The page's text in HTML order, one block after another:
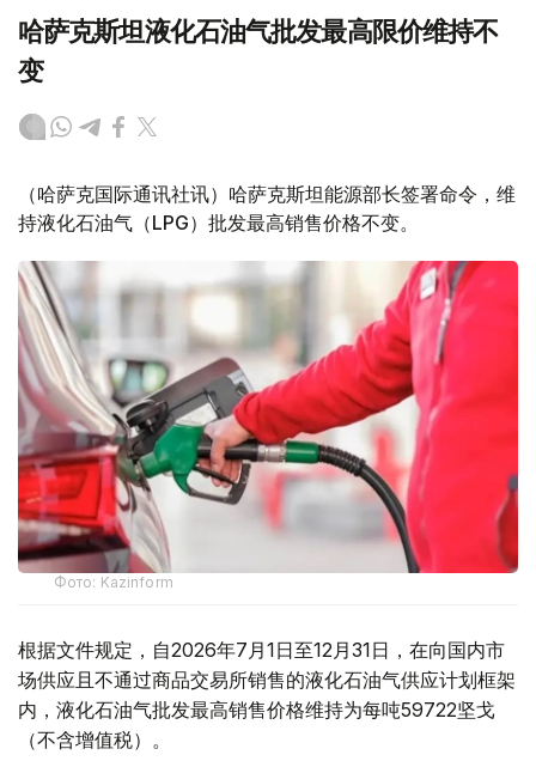
哈萨克斯坦液化石油气批发最高限价维持不
变
（哈萨克国际通讯社讯）哈萨克斯坦能源部长签署命令，维
持液化石油气（LPG）批发最高销售价格不变。
Фото: Kazinform
根据文件规定，自2026年7月1日至12月31日，在向国内市
场供应且不通过商品交易所销售的液化石油气供应计划框架
内，液化石油气批发最高销售价格维持为每吨59722坚戈
（不含增值税）。